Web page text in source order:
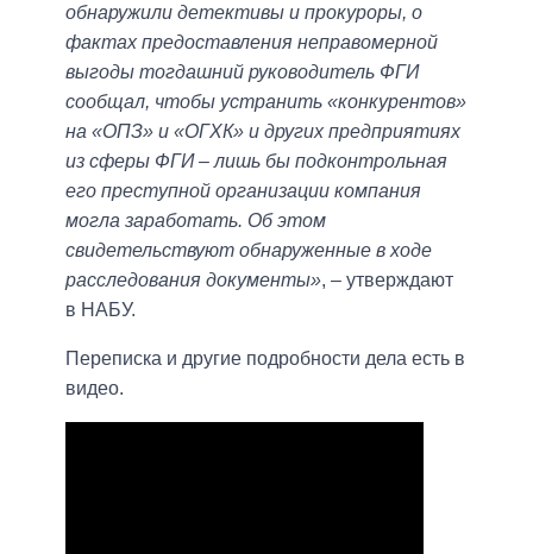
обнаружили детективы и прокуроры, о
фактах предоставления неправомерной
выгоды тогдашний руководитель ФГИ
сообщал, чтобы устранить «конкурентов»
на «ОПЗ» и «ОГХК» и других предприятиях
из сферы ФГИ – лишь бы подконтрольная
его преступной организации компания
могла заработать. Об этом
свидетельствуют обнаруженные в ходе
расследования документы», – утверждают
в НАБУ.
Переписка и другие подробности дела есть в
видео.